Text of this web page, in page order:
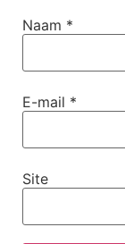
Naam *
E-mail *
Site